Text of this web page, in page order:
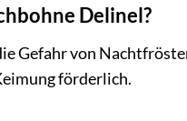
Delinel?
Gefahr von
förderlich.